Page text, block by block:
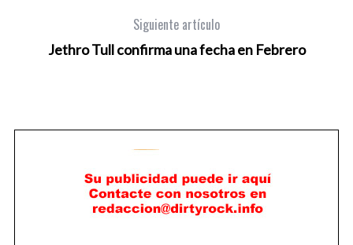
Siguiente artículo
Jethro Tull confirma una fecha en Febrero